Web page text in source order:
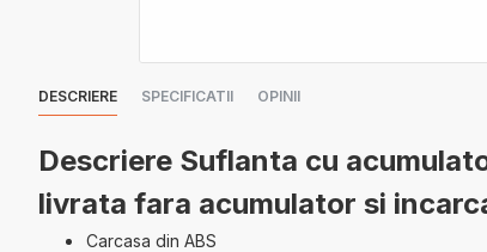
DESCRIERE SPECIFICATII OPINII
Descriere Suflanta cu
livrata fara acumulator si
Carcasa din ABS